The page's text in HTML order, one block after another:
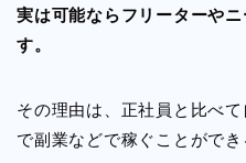
実は可能ならフリーターや
す。
その理由は、正社員と比べ
で副業などで稼ぐことができ